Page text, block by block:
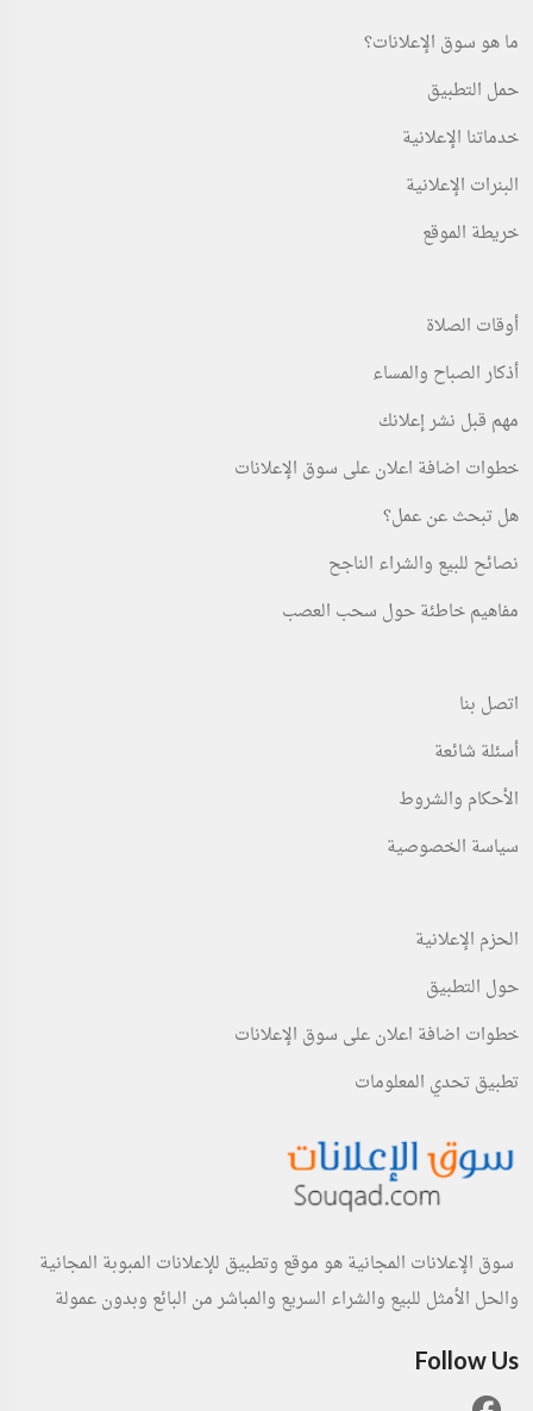
ما هو سوق الإعلانات؟
حمل التطبيق
خدماتنا الإعلانية
البنرات الإعلانية
خريطة الموقع
أوقات الصلاة
أذكار الصباح والمساء
مهم قبل نشر إعلانك
خطوات اضافة اعلان على سوق الإعلانات
هل تبحث عن عمل؟
نصائح للبيع والشراء الناجح
مفاهيم خاطئة حول سحب العصب
اتصل بنا
أسئلة شائعة
الأحكام والشروط
سياسة الخصوصية
الحزم الإعلانية
حول التطبيق
خطوات اضافة اعلان على سوق الإعلانات
تطبيق تحدي المعلومات
سوق الإعلانات المجانية هو موقع وتطبيق للإعلانات المبوبة المجانية
والحل الأمثل للبيع والشراء السريع والمباشر من البائع وبدون عمولة
Follow Us